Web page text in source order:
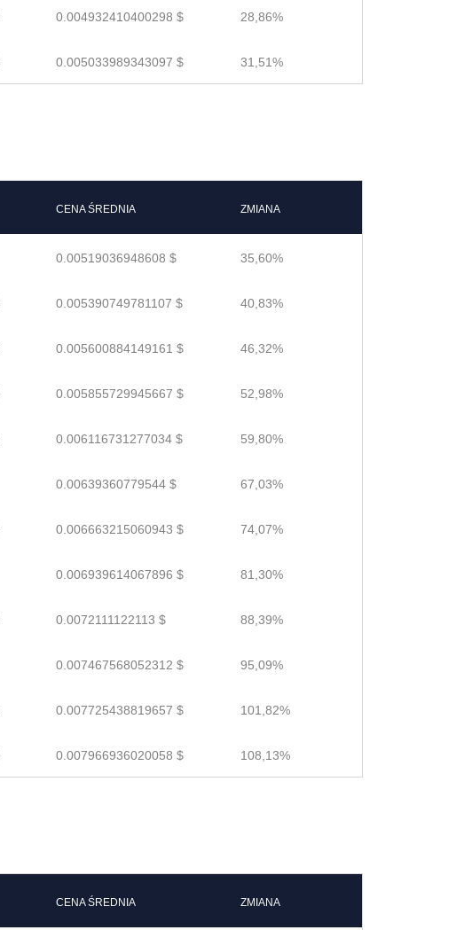
0.004932410400298 $ 28,86%
0.005033989343097 $ 31,51%
CENA ŚREDNIA ZMIANA
0.00519036948608 $ 35,60%
0.005390749781107 $ 40,83%
0.005600884149161 $ 46,32%
0.005855729945667 $ 52,98%
0.006116731277034 $ 59,80%
0.00639360779544 $ 67,03%
0.006663215060943 $ 74,07%
0.006939614067896 $ 81,30%
0.0072111122113 $ 88,39%
0.007467568052312 $ 95,09%
0.007725438819657 $ 101,82%
0.007966936020058 $ 108,13%
CENA ŚREDNIA ZMIANA